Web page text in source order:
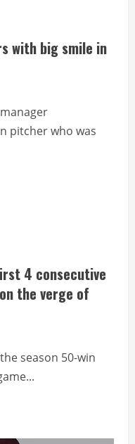
with big smile in
pitcher who was
4 consecutive
the verge of
season 50-win